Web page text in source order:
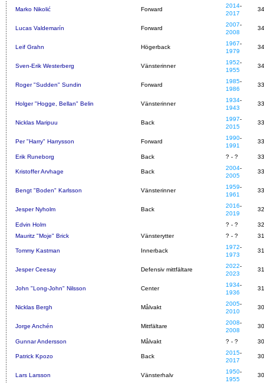
Marko Nikolić Forward
2014-
2017
34
Lucas Valdemarín Forward
2007-
2008
34
Leif Grahn Högerback
1967-
1979
34
Sven-Erik Westerberg Vänsterinner
1952-
1955
34
Roger "Sudden" Sundin Forward
1985-
1986
33
Holger "Hogge, Bellan" Belin Vänsterinner
1934-
1943
33
Nicklas Maripuu Back
1997-
2015
33
Per "Harry" Harrysson Forward
1990-
1991
33
Erik Runeborg Back ? - ? 33
Kristoffer Arvhage Back
2004-
2005
33
Bengt "Boden" Karlsson Vänsterinner
1959-
1961
33
Jesper Nyholm Back
2016-
2019
32
Edvin Holm ? - ?
32
Mauritz "Moje" Brick
Vänsterytter ? - ? 31
Tommy Kastman Innerback
1972-
1973
31
Jesper Ceesay Defensiv mittfältare
2022-
2023
31
John "Long-John" Nilsson Center
1934-
1936
31
Nicklas Bergh Målvakt
2005-
2010
30
Jorge Anchén Mittfältare
2008-
2008
30
Gunnar Andersson Målvakt ? - ? 30
Patrick Kpozo Back
2015-
2017
30
Lars Larsson Vänsterhalv
1950-
1955
30